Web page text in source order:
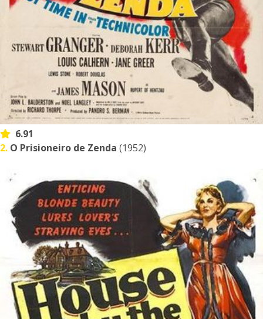
6.91
2. O Prisioneiro de Zenda (1952)